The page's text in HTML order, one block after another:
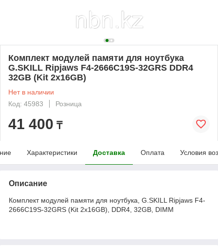
Комплект модулей памяти для ноутбука
G.SKILL Ripjaws F4-2666C19S-32GRS DDR4
32GB (Kit 2x16GB)
Нет в наличии
Код: 45983
Розница
41 400 ₸
Характеристики Доставка Оплата Условия
Описание
Комплект модулей памяти для ноутбука, G.SKILL Ripjaws F4-
2666C19S-32GRS (Kit 2x16GB), DDR4, 32GB, DIMM